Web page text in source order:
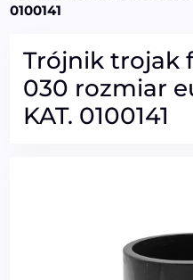
0100141
Trójnik trojak
030 rozmiar
KAT. 0100141